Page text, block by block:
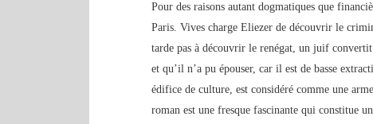
Pour des raisons autant dogmatiques que
Paris. Vives charge Eliezer de découvrir le
tarde pas à découvrir le renégat, un juif
et qu’il n’a pu épouser, car il est de basse
édifice de culture, est considéré comme une
roman est une fresque fascinante qui constitue